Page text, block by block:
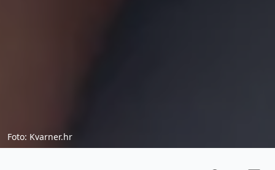
Foto: Kvarner.hr